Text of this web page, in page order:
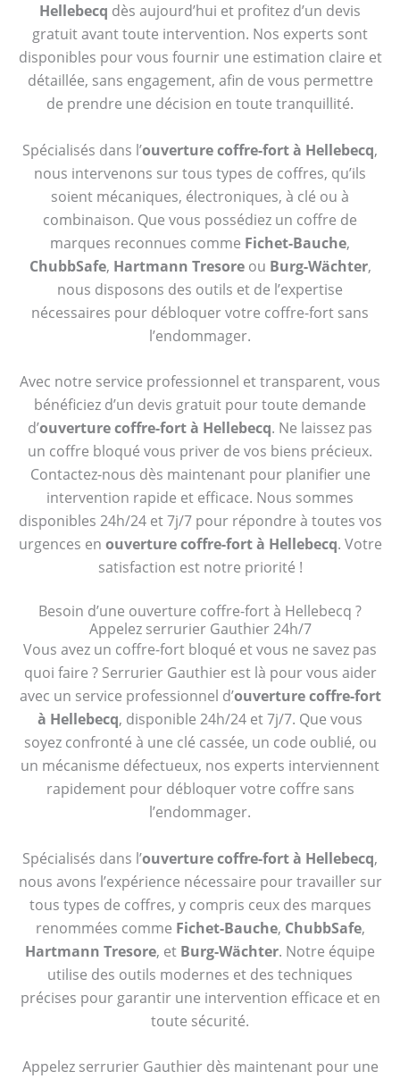
Hellebecq dès aujourd’hui et profitez d’un devis
gratuit avant toute intervention. Nos experts sont
disponibles pour vous fournir une estimation claire et
détaillée, sans engagement, afin de vous permettre
de prendre une décision en toute tranquillité.
Spécialisés dans l’ouverture coffre-fort à Hellebecq,
nous intervenons sur tous types de coffres, qu’ils
soient mécaniques, électroniques, à clé ou à
combinaison. Que vous possédiez un coffre de
marques reconnues comme Fichet-Bauche,
ChubbSafe, Hartmann Tresoreou Burg-Wächter,
nous disposons des outils et de l’expertise
nécessaires pour débloquer votre coffre-fort sans
l’endommager.
Avec notre service professionnel et transparent, vous
bénéficiez d’un devis gratuit pour toute demande
d’ouverture coffre-fort à Hellebecq. Ne laissez pas
un coffre bloqué vous priver de vos biens précieux.
Contactez-nous dès maintenant pour planifier une
intervention rapide et efficace. Nous sommes
disponibles 24h/24 et 7j/7 pour répondre à toutes vos
urgences en ouverture coffre-fort à Hellebecq. Votre
satisfaction est notre priorité !
Besoin d’une ouverture coffre-fort à Hellebecq ?
Appelez serrurier Gauthier 24h/7
Vous avez un coffre-fort bloqué et vous ne savez pas
quoi faire ? Serrurier Gauthier est là pour vous aider
avec un service professionnel d’ouverture coffre-fort
à Hellebecq, disponible 24h/24 et 7j/7. Que vous
soyez confronté à une clé cassée, un code oublié, ou
un mécanisme défectueux, nos experts interviennent
rapidement pour débloquer votre coffre sans
l’endommager.
Spécialisés dans l’ouverture coffre-fort à Hellebecq,
nous avons l’expérience nécessaire pour travailler sur
tous types de coffres, y compris ceux des marques
renommées comme Fichet-Bauche, ChubbSafe,
Hartmann Tresore, et Burg-Wächter. Notre équipe
utilise des outils modernes et des techniques
précises pour garantir une intervention efficace et en
toute sécurité.
Appelez serrurier Gauthier dès maintenant pour une